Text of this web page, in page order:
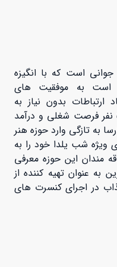
جوانی است که با انگیزه
است به موفقیت های
بدون نیاز به
راهکارهای سنتی، برای بیش از 5۰۰ نفر فرصت شغلی و درآمد
به تازگی وارد حوزه هنر
ویژه شب یلدا خود را به
مندان این حوزه معرفی
به عنوان تهیه کننده از
جذاب در اجرای کنسرت های